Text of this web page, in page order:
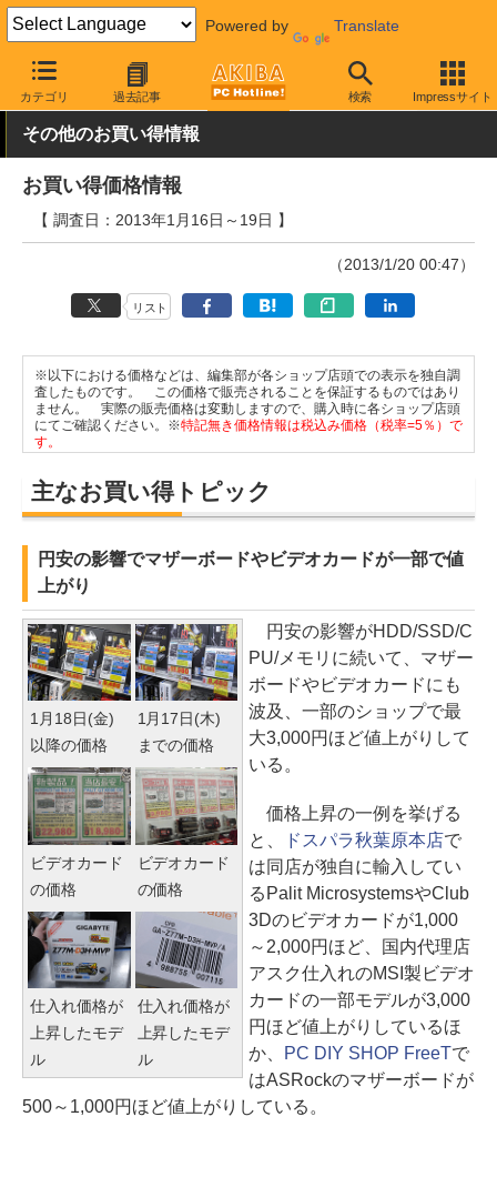
Powered by Translate
カテゴリ 過去記事 検索 Impressサイト
AKIBA PC Hotline! 秋葉原情報 価格情報 特価情報
その他のお買い得情報
お買い得価格情報
【 調査日：2013年1月16日～19日 】
（2013/1/20 00:47）
リスト
※以下における価格などは、編集部が各ショップ店頭での表示を独自調
査したものです。 この価格で販売されることを保証するものではあり
ません。 実際の販売価格は変動しますので、購入時に各ショップ店頭
にてご確認ください。※特記無き価格情報は税込み価格（税率=5％）で
す。
主なお買い得トピック
円安の影響でマザーボードやビデオカードが一部で値
上がり
1月18日(金)
以降の価格
1月17日(木)
までの価格
ビデオカード
の価格
ビデオカード
の価格
仕入れ価格が
上昇したモデ
ル
仕入れ価格が
上昇したモデ
ル
円安の影響がHDD/SSD/C
PU/メモリに続いて、マザー
ボードやビデオカードにも
波及、一部のショップで最
大3,000円ほど値上がりして
いる。
価格上昇の一例を挙げる
と、
ドスパラ秋葉原本店で
は同店が独自に輸入してい
るPalit MicrosystemsやClub
3Dのビデオカードが1,000
～2,000円ほど、国内代理店
アスク仕入れのMSI製ビデオ
カードの一部モデルが3,000
円ほど値上がりしているほ
か、
PC DIY SHOP FreeTで
はASRockのマザーボードが
500～1,000円ほど値上がりしている。